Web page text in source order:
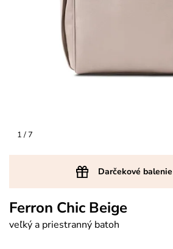
1/ 7
Darčekové balenie
Ferron Chic Beige
veľký a priestranný batoh